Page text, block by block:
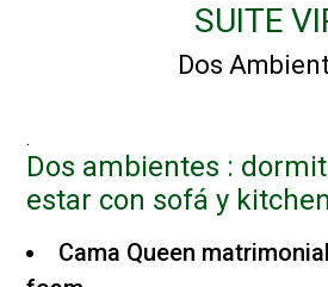
SUITE
Dos
.
Dos ambientes :
estar con sofá y
Cama Queen